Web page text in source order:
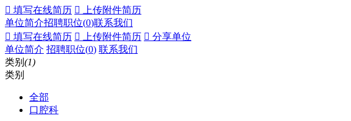
 填写在线简历  上传附件简历
单位简介招聘职位(0)联系我们
 填写在线简历  上传附件简历  分享单位
单位简介 招聘职位(0) 联系我们
类别 (1)
类别
全部
口腔科